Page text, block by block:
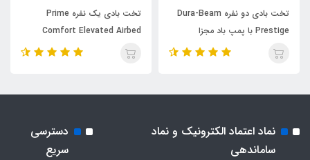
تخت بادی دو نفره Dura-Beam
Prestige با پمپ باد مجزا
تخت بادی یک نفره Prime
Comfort Elevated Airbed
اینتکس
نماد اعتماد الکترونیک و نماد
ساماندهی
دسترسی
سریع